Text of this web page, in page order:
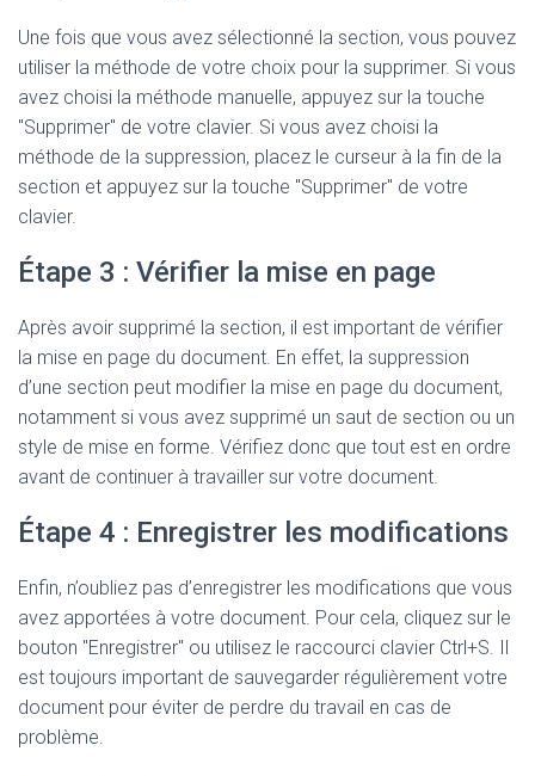
Une fois que vous avez sélectionné la section, vous pouvez
utiliser la méthode de votre choix pour la supprimer. Si vous
avez choisi la méthode manuelle, appuyez sur la touche
"Supprimer" de votre clavier. Si vous avez choisi la
méthode de la suppression, placez le curseur à la fin de la
section et appuyez sur la touche "Supprimer" de votre
clavier.
Étape 3 : Vérifier la mise en page
Après avoir supprimé la section, il est important de vérifier
la mise en page du document. En effet, la suppression
d’une section peut modifier la mise en page du document,
notamment si vous avez supprimé un saut de section ou un
style de mise en forme. Vérifiez donc que tout est en ordre
avant de continuer à travailler sur votre document.
Étape 4 : Enregistrer les modifications
Enfin, n’oubliez pas d’enregistrer les modifications que vous
avez apportées à votre document. Pour cela, cliquez sur le
bouton "Enregistrer" ou utilisez le raccourci clavier Ctrl+S. Il
est toujours important de sauvegarder régulièrement votre
document pour éviter de perdre du travail en cas de
problème.